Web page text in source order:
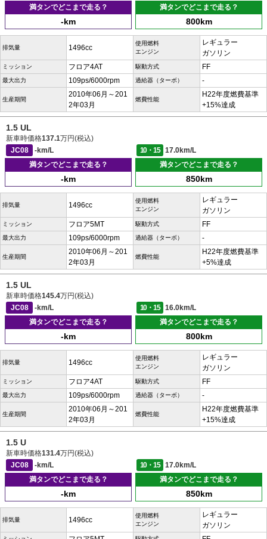
満タンでどこまで走る？
-km
満タンでどこまで走る？
800km
排気量 1496cc
使用燃料
エンジン
レギュラー
ガソリン
ミッション フロア4AT 駆動方式 FF
最大出力 109ps/6000rpm 過給器（ターボ） -
生産期間
2010年06月～201
2年03月
燃費性能
H22年度燃費基準
+15%達成
1.5 UL
新車時価格137.1万円(税込)
JC08
-km/L 10・15
17.0km/L
満タンでどこまで走る？
-km
満タンでどこまで走る？
850km
排気量 1496cc
使用燃料
エンジン
レギュラー
ガソリン
ミッション フロア5MT 駆動方式 FF
最大出力 109ps/6000rpm 過給器（ターボ） -
生産期間
2010年06月～201
2年03月
燃費性能
H22年度燃費基準
+5%達成
1.5 UL
新車時価格145.4万円(税込)
JC08
-km/L 10・15
16.0km/L
満タンでどこまで走る？
-km
満タンでどこまで走る？
800km
排気量 1496cc
使用燃料
エンジン
レギュラー
ガソリン
ミッション フロア4AT 駆動方式 FF
最大出力 109ps/6000rpm 過給器（ターボ） -
生産期間
2010年06月～201
2年03月
燃費性能
H22年度燃費基準
+15%達成
1.5 U
新車時価格131.4万円(税込)
JC08
-km/L 10・15
17.0km/L
満タンでどこまで走る？
-km
満タンでどこまで走る？
850km
排気量 1496cc
使用燃料
エンジン
レギュラー
ガソリン